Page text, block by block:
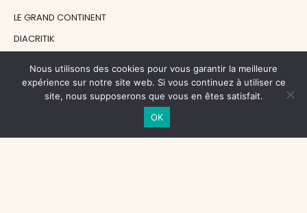
LE GRAND CONTINENT
DIACRITIK
NOS SOUTIENS
CENTRE NATIONAL DU LIVRE
Nous utilisons des cookies pour vous garantir la meilleure
expérience sur notre site web. Si vous continuez à utiliser ce
site, nous supposerons que vous en êtes satisfait.
OK